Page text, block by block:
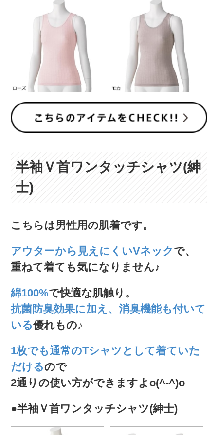
半袖Ｖ首ワンタッチシャツ(紳
士)
こちらは男性用の肌着です。
アウターから見えにくいVネック で、
重ねて着ても気になりません♪
綿100%で快適な肌触り。
抗菌防臭効果に加え、消臭機能も付いて
いる優れもの♪
1枚でも通常のTシャツとして着ていた
だけるので
2通りの使い方ができますよo(^-^)o
●半袖Ｖ首ワンタッチシャツ(紳士)